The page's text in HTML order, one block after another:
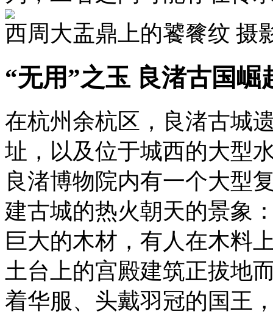
西周大盂鼎上的饕餮纹 摄
“无用”之玉 良渚古国崛
在杭州余杭区，良渚古城
址，以及位于城西的大型
良渚博物院内有一个大型
建古城的热火朝天的景象
巨大的木材，有人在木料
土台上的宫殿建筑正拔地
着华服、头戴羽冠的国王